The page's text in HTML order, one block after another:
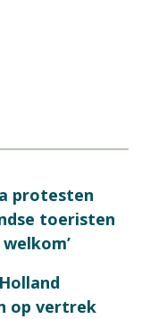
protesten
toeristen
op vertrek